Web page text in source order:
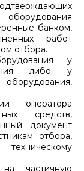
банком,
работ
отбора.
у
либо у
оператора
средств,
документ
отбора,